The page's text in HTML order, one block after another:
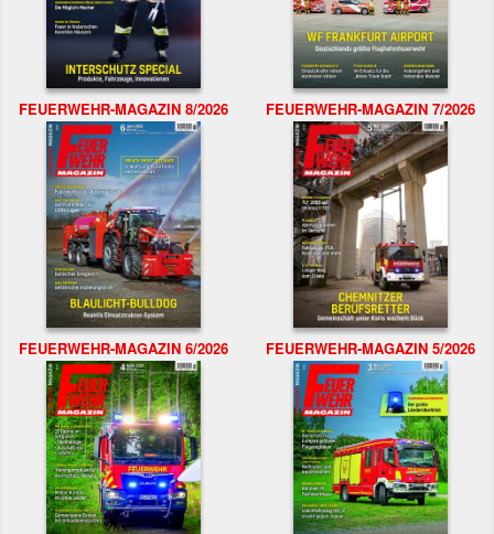
FEUERWEHR-MAGAZIN 8/2026 FEUERWEHR-MAGAZIN 7/2026
FEUERWEHR-MAGAZIN 6/2026 FEUERWEHR-MAGAZIN 5/2026